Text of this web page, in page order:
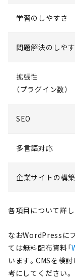
学習のしやすさ
問題解決のしや
拡張性
（プラグイン数）
SEO
多言語対応
企業サイトの構築
各項目について詳
なおWordPressに
ては無料配布資料「
います。CMSを検
考にしてください。